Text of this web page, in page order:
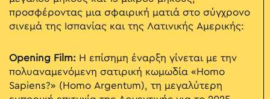
προσφέροντας μια σφαιρική ματιά στο σύγχρονο
σινεμά της Ισπανίας και της Λατινικής Αμερικής:
Opening Film: Η επίσημη έναρξη γίνεται με την
πολυαναμενόμενη σατιρική κωμωδία «Homo
Sapiens?» (Homo Argentum), τη μεγαλύτερη